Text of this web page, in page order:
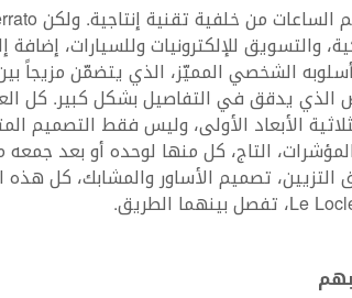
والتسويق للإلكترونيات وللسيارات،
الشخصي المميّز، الذي يتضمّن مزيجاً
يدقق في التفاصيل بشكل كبير. كل
الأبعاد الأولى، وليس فقط التصميم
التاج، كل منها لوحده أو بعد جمعه
التزيين، تصميم الأساور والمشابك، كل